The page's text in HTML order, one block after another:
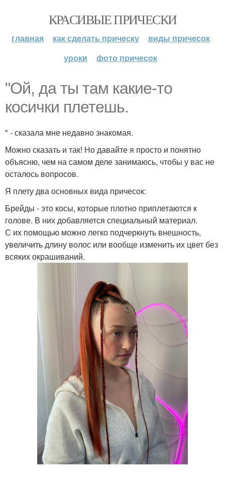
КРАСИВЫЕ ПРИЧЕСКИ
главная как сделать прическу
виды причесок
уроки
фото причесок
"Ой, да ты там какие-то
косички плетешь.
" - сказала мне недавно знакомая.
Можно сказать и так! Но давайте я просто и понятно
объясню, чем на самом деле занимаюсь, чтобы у вас не
осталось вопросов.
Я плету два основных вида причесок:
Брейды - это косы, которые плотно приплетаются к
голове. В них добавляется специальный материал.
С их помощью можно легко подчеркнуть внешность,
увеличить длину волос или вообще изменить их цвет без
всяких окрашиваний.